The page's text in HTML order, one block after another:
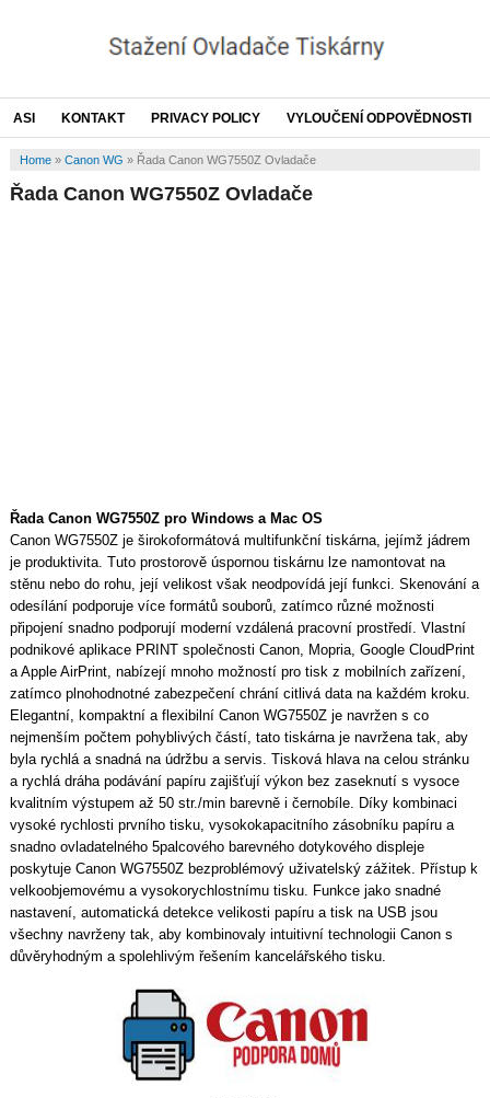
ASI KONTAKT PRIVACY POLICY VYLOUČENÍ ODPOVĚDNOSTI
Home» Canon WG » Řada Canon WG7550Z Ovladače
Řada Canon WG7550Z Ovladače
Řada Canon WG7550Z pro Windows a Mac OS
Canon WG7550Z je širokoformátová multifunkční tiskárna, jejímž jádrem
je produktivita. Tuto prostorově úspornou tiskárnu lze namontovat na
stěnu nebo do rohu, její velikost však neodpovídá její funkci. Skenování a
odesílání podporuje více formátů souborů, zatímco různé možnosti
připojení snadno podporují moderní vzdálená pracovní prostředí. Vlastní
podnikové aplikace PRINT společnosti Canon, Mopria, Google CloudPrint
a Apple AirPrint, nabízejí mnoho možností pro tisk z mobilních zařízení,
zatímco plnohodnotné zabezpečení chrání citlivá data na každém kroku.
Elegantní, kompaktní a flexibilní Canon WG7550Z je navržen s co
nejmenším počtem pohyblivých částí, tato tiskárna je navržena tak, aby
byla rychlá a snadná na údržbu a servis. Tisková hlava na celou stránku
a rychlá dráha podávání papíru zajišťují výkon bez zaseknutí s vysoce
kvalitním výstupem až 50 str./min barevně i černobíle. Díky kombinaci
vysoké rychlosti prvního tisku, vysokokapacitního zásobníku papíru a
snadno ovladatelného 5palcového barevného dotykového displeje
poskytuje Canon WG7550Z bezproblémový uživatelský zážitek. Přístup k
velkoobjemovému a vysokorychlostnímu tisku. Funkce jako snadné
nastavení, automatická detekce velikosti papíru a tisk na USB jsou
všechny navrženy tak, aby kombinovaly intuitivní technologii Canon s
důvěryhodným a spolehlivým řešením kancelářského tisku.